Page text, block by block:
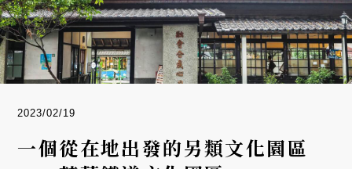
2023/02/19
一個從在地出發的另類文化園區